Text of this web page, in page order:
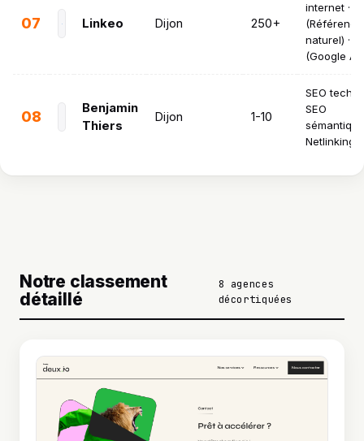
07 Linkeo Dijon 250+
internet ·
naturel) ·
(Google
08
Benjamin
Thiers
Dijon 1-10
SEO
SEO
sémantique
Netlinking
Notre classement
détaillé
8 agences
décortiquées